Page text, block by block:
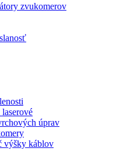
zvukomerov
úprav
výšky káblov